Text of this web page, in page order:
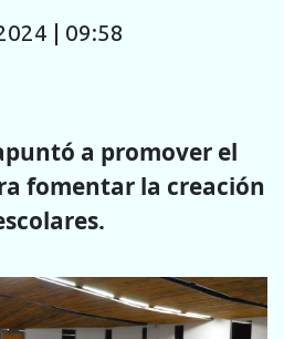
| 09:58
a promover el
fomentar la creación